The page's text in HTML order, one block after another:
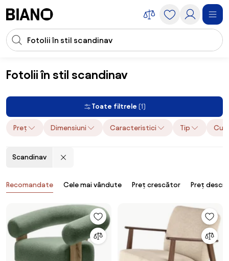
Introducerea căutării
Fotolii în stil scandinav
Mobilier Fotolii Fotolii în stil scandinav
Toate filtrele (1)
Preț Dimensiuni Caracteristici Tip
Scandinav
Produse
Recomandate Cele mai vândute Preț crescător Preț